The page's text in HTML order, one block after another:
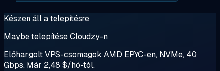
Készen áll a telepítésre
Maybe telepítése Cloudzy-n
Előhangolt VPS-csomagok AMD EPYC-en, NVMe, 40
Gbps. Már 2,48 $/hó-tól.